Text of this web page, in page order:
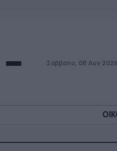
Σάββατο, 08 Αυγ 2026